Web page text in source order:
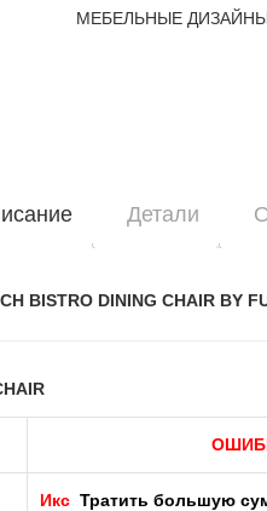
МЕБЕЛЬНЫЕ
Детали
BISTRO DINING CHAIR BY
Икс Тратить большую